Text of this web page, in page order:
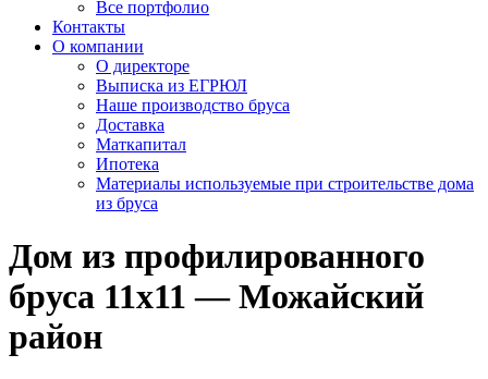
Все портфолио
Контакты
О компании
О директоре
Выписка из ЕГРЮЛ
Наше производство бруса
Доставка
Маткапитал
Ипотека
Материалы используемые при строительстве дома
из бруса
Дом из профилированного
бруса 11х11 — Можайский
район